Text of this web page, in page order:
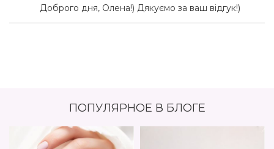
Доброго дня, Олена!) Дякуємо за ваш відгук!)
ПОПУЛЯРНОЕ В БЛОГЕ